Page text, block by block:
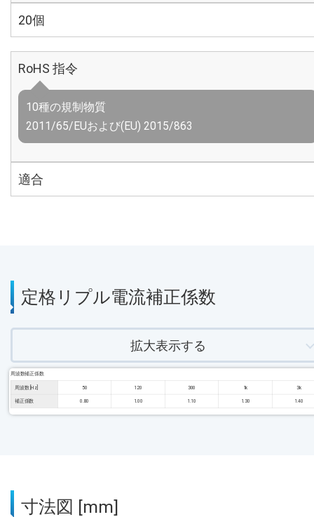
20個
RoHS 指令
10種の規制物質
2011/65/EUおよび(EU) 2015/863
適合
定格リプル電流補正係数
拡大表示する
周波数補正係数
周波数 [Hz] 50 120 300 1k 3k
補正係数 0.80 1.00 1.10 1.30 1.40
寸法図 [mm]